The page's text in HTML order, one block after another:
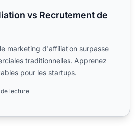
vs Recrutement de
marketing d'affiliation surpasse
traditionnelles. Apprenez
pour les startups.
lecture